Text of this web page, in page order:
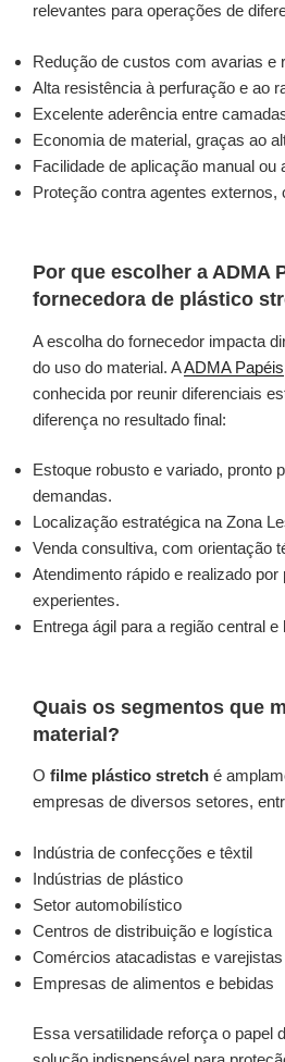
relevantes para operações de
Redução de custos com avarias e
Alta resistência à perfuração e ao
Excelente aderência entre
Economia de material, graças ao
Facilidade de aplicação manual ou
Proteção contra agentes externos,
Por que escolher a ADMA
fornecedora de plástico
A escolha do fornecedor impacta
do uso do material. AADMA Papéis
conhecida por reunir diferenciais
diferença no resultado final:
Estoque robusto e variado, pronto
demandas.
Localização estratégica na Zona
Venda consultiva, com orientação
Atendimento rápido e realizado por
experientes.
Entrega ágil para a região central e
Quais os segmentos que
material?
O filme plástico stretch é
empresas de diversos setores,
Indústria de confecções e têxtil
Indústrias de plástico
Setor automobilístico
Centros de distribuição e logística
Comércios atacadistas e varejistas
Empresas de alimentos e bebidas
Essa versatilidade reforça o papel